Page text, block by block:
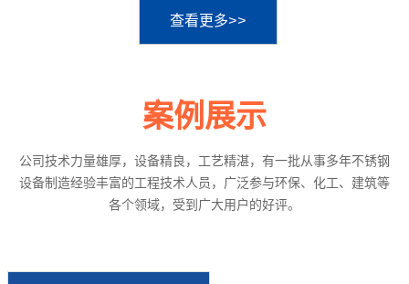
查看更多>>
案例展示
公司技术力量雄厚，设备精良，工艺精湛，有一批从事多年不锈钢
设备制造经验丰富的工程技术人员，广泛参与环保、化工、建筑等
各个领域，受到广大用户的好评。